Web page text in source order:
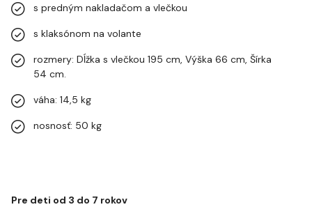
s predným nakladačom a vlečkou
s klaksónom na volante
rozmery: Dĺžka s vlečkou 195 cm, Výška 66 cm, Šírka
54 cm.
váha: 14,5 kg
nosnosť: 50 kg
Pre deti od 3 do 7 rokov